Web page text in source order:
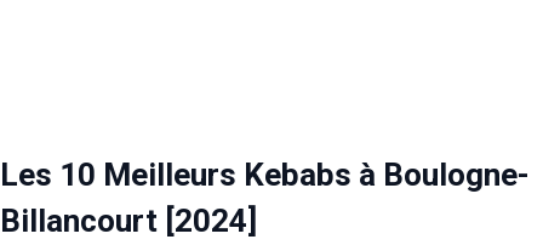
Les 10 Meilleurs Kebabs à Boulogne-
Billancourt [2024]